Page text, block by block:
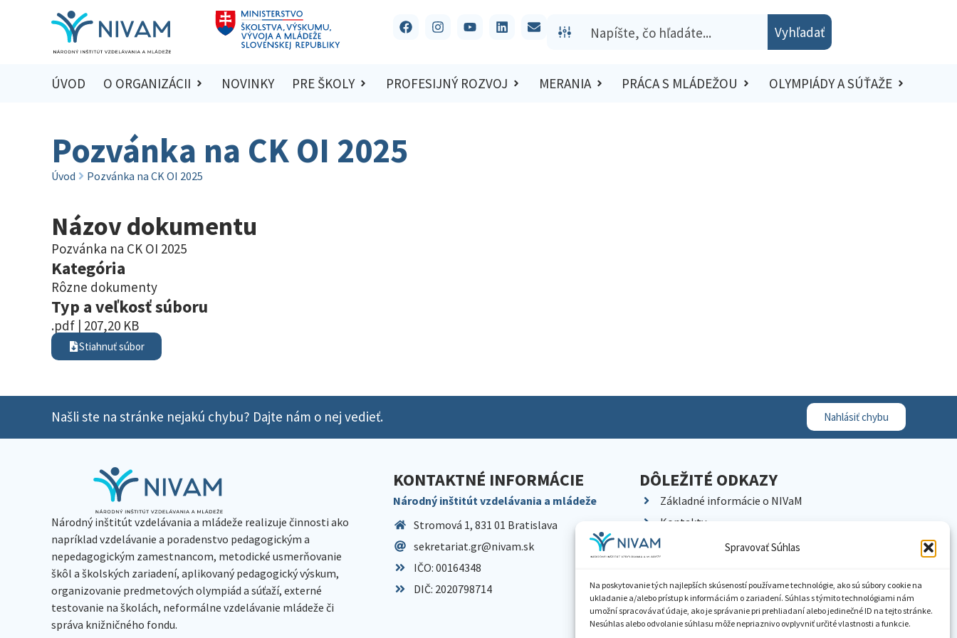
Spravovať Súhlas
Na poskytovanie tých najlepších skúseností používame technológie, ako sú súbory cookie na
ukladanie a/alebo prístup k informáciám o zariadení. Súhlas s týmito technológiami nám
umožní spracovávať údaje, ako je správanie pri prehliadaní alebo jedinečné ID na tejto stránke.
Nesúhlas alebo odvolanie súhlasu môže nepriaznivo ovplyvniť určité vlastnosti a funkcie.
Vyhľadať
ÚVOD O ORGANIZÁCII NOVINKY PRE ŠKOLY PROFESIJNÝ ROZVOJ MERANIA PRÁCA S MLÁDEŽOU OLYMPIÁDY A SÚŤAŽE
Pozvánka na CK OI 2025
Úvod Pozvánka na CK OI 2025
Názov dokumentu
Pozvánka na CK OI 2025
Kategória
Rôzne dokumenty
Typ a veľkosť súboru
.pdf | 207,20 KB
Stiahnuť súbor
Našli ste na stránke nejakú chybu? Dajte nám o nej vedieť. Nahlásiť chybu
Národný inštitút vzdelávania a mládeže realizuje činnosti ako
napríklad vzdelávanie a poradenstvo pedagogickým a
nepedagogickým zamestnancom, metodické usmerňovanie
škôl a školských zariadení, aplikovaný pedagogický výskum,
organizovanie predmetových olympiád a súťaží, externé
testovanie na školách, neformálne vzdelávanie mládeže či
správa knižničného fondu.
KONTAKTNÉ INFORMÁCIE
Národný inštitút vzdelávania a mládeže
Stromová 1, 831 01 Bratislava
sekretariat.gr@nivam.sk
IČO: 00164348
DIČ: 2020798714
DÔLEŽITÉ ODKAZY
Základné informácie o NIVaM
Kontakty
Kariéra
Pracoviská NIVaM
Dokumenty inštitúcie
Knižnica